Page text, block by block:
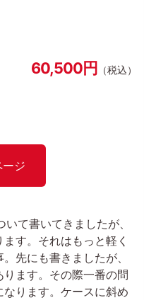
60,500円 （税込）
ジ
て書いてきましたが、
す。それはもっと軽く
先にも書きましたが、
ます。その際一番の問
ります。ケースに斜め